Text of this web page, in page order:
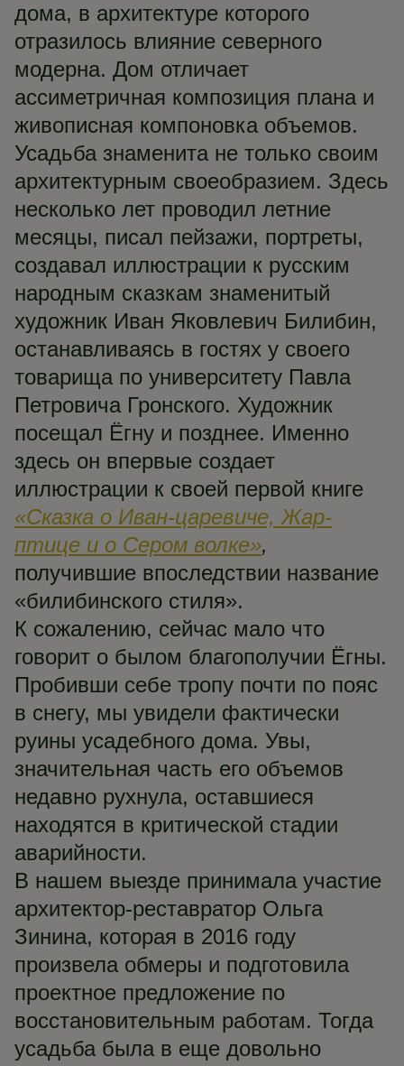
дома, в архитектуре которого
отразилось влияние северного
модерна. Дом отличает
ассиметричная композиция плана и
живописная компоновка объемов.
Усадьба знаменита не только своим
архитектурным своеобразием. Здесь
несколько лет проводил летние
месяцы, писал пейзажи, портреты,
создавал иллюстрации к русским
народным сказкам знаменитый
художник Иван Яковлевич Билибин,
останавливаясь в гостях у своего
товарища по университету Павла
Петровича Гронского. Художник
посещал Ёгну и позднее. Именно
здесь он впервые создает
иллюстрации к своей первой книге
«Сказка о Иван-царевиче, Жар-
птице и о Сером волке»,
получившие впоследствии название
«билибинского стиля».
К сожалению, сейчас мало что
говорит о былом благополучии Ёгны.
Пробивши себе тропу почти по пояс
в снегу, мы увидели фактически
руины усадебного дома. Увы,
значительная часть его объемов
недавно рухнула, оставшиеся
находятся в критической стадии
аварийности.
В нашем выезде принимала участие
архитектор-реставратор Ольга
Зинина, которая в 2016 году
произвела обмеры и подготовила
проектное предложение по
восстановительным работам. Тогда
усадьба была в еще довольно